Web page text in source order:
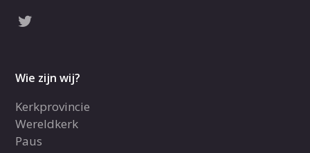
Wie zijn wij?
Kerkprovincie
Wereldkerk
Paus